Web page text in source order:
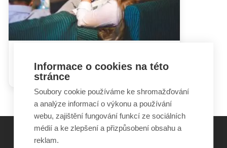
ublížit i prospět
Informace o cookies na této
stránce
Soubory cookie používáme ke shromažďování
a analýze informací o výkonu a používání
webu, zajištění fungování funkcí ze sociálních
médií a ke zlepšení a přizpůsobení obsahu a
reklam.